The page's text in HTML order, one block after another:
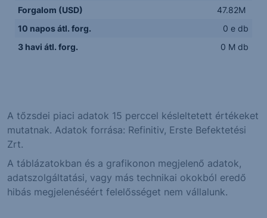
Forgalom (USD)
47.82M
10 napos átl. forg.
0 e db
3 havi átl. forg.
0 M db
A tőzsdei piaci adatok 15 perccel késleltetett értékeket
mutatnak. Adatok forrása: Refinitiv, Erste Befektetési
Zrt.
A táblázatokban és a grafikonon megjelenő adatok,
adatszolgáltatási, vagy más technikai okokból eredő
hibás megjelenéséért felelősséget nem vállalunk.